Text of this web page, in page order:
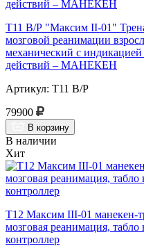
Т11 В/Р "Максим II-01"
мозговой реанимации
механический с
действий – МАНЕКЕН
Артикул: Т11 В/Р
79900
В корзину
В наличии
Хит
Т12 Максим III-01 манекен-
мозговая реанимация,
контроллер